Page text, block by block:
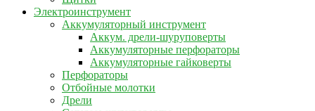
Электроинструмент
Аккумуляторный инструмент
Аккум. дрели-шуруповерты
Аккумуляторные перфораторы
Аккумуляторные гайковерты
Перфораторы
Отбойные молотки
Дрели